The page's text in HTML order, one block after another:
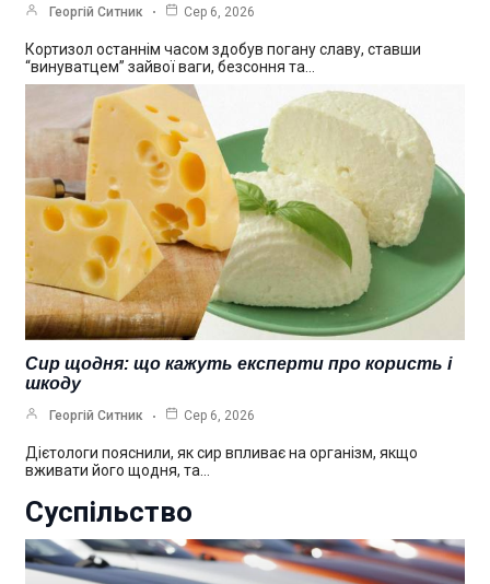
Георгій Ситник Сер 6, 2026
Кортизол останнім часом здобув погану славу, ставши
“винуватцем” зайвої ваги, безсоння та…
Сир щодня: що кажуть експерти про користь і
шкоду
Георгій Ситник Сер 6, 2026
Дієтологи пояснили, як сир впливає на організм, якщо
вживати його щодня, та…
Суспільство